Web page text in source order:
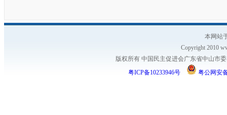
本网站
Copyright 2010
版权所有 中国民主促进会广东省中山
粤ICP备10233946号
粤公网安